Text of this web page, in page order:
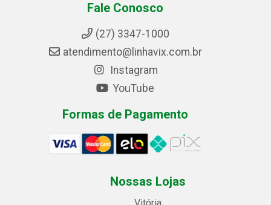
Fale Conosco
(27) 3347-1000
atendimento@linhavix.com.br
Instagram
YouTube
Formas de Pagamento
Nossas Lojas